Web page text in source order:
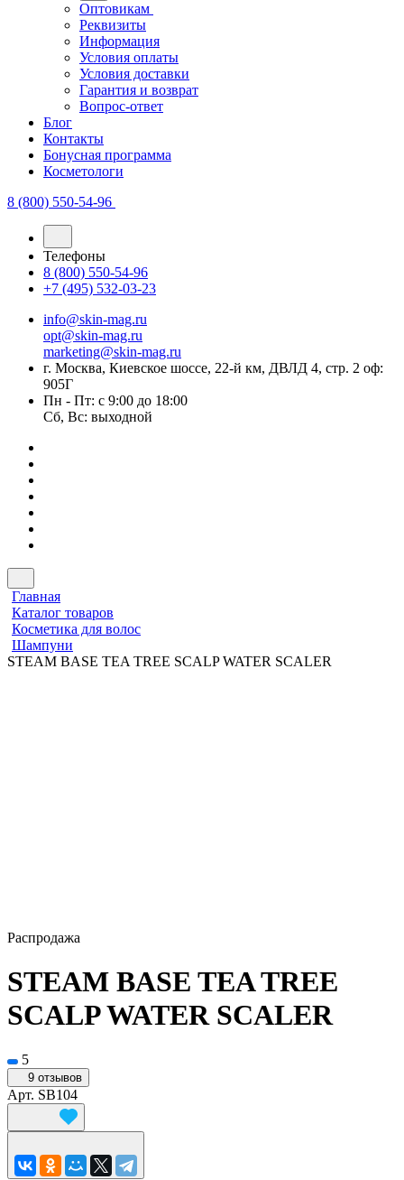
Оптовикам
Реквизиты
Информация
Условия оплаты
Условия доставки
Гарантия и возврат
Вопрос-ответ
Блог
Контакты
Бонусная программа
Косметологи
8 (800) 550-54-96
Телефоны
8 (800) 550-54-96
+7 (495) 532-03-23
info@skin-mag.ru
opt@skin-mag.ru
marketing@skin-mag.ru
г. Москва, Киевское шоссе, 22-й км, ДВЛД 4, стр. 2 оф:
905Г
Пн - Пт: с 9:00 до 18:00
Сб, Вс: выходной
Главная
Каталог товаров
Косметика для волос
Шампуни
STEAM BASE TEA TREE SCALP WATER SCALER
Распродажа
STEAM BASE TEA TREE
SCALP WATER SCALER
5
9 отзывов
Арт. SB104